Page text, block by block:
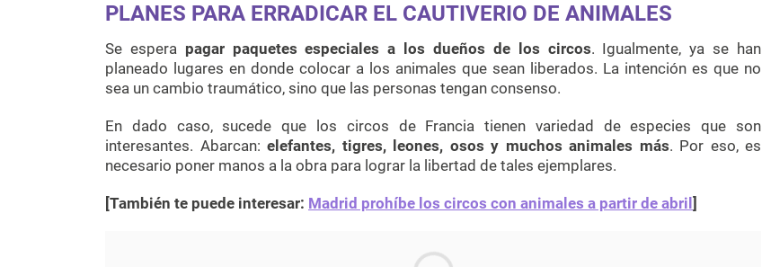
PLANES PARA ERRADICAR EL CAUTIVERIO DE ANIMALES
Se espera pagar paquetes especiales a los dueños de los circos. Igualmente, ya se han
planeado lugares en donde colocar a los animales que sean liberados. La intención es que no
sea un cambio traumático, sino que las personas tengan consenso.
En dado caso, sucede que los circos de Francia tienen variedad de especies que son
interesantes. Abarcan: elefantes, tigres, leones, osos y muchos animales más. Por eso, es
necesario poner manos a la obra para lograr la libertad de tales ejemplares.
[También te puede interesar: Madrid prohíbe los circos con animales a partir de abril ]